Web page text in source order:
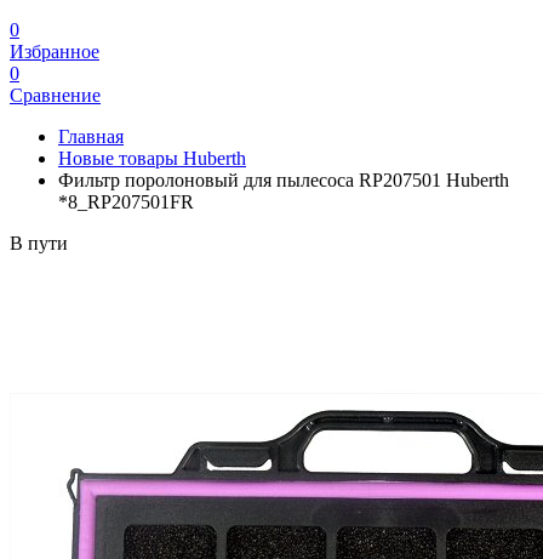
0
Избранное
0
Сравнение
Главная
Новые товары Huberth
Фильтр поролоновый для пылесоса RP207501 Huberth
*8_RP207501FR
В пути